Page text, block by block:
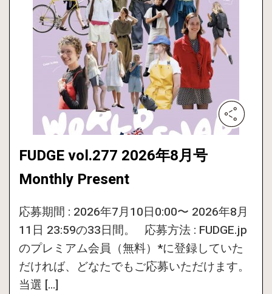
FUDGE vol.277 2026年8月号
Monthly Present
応募期間 : 2026年7月10日0:00〜 2026年8月
11日 23:59の33日間。 応募方法 : FUDGE.jp
のプレミアム会員（無料）*に登録していた
だければ、どなたでもご応募いただけます。
当選 […]